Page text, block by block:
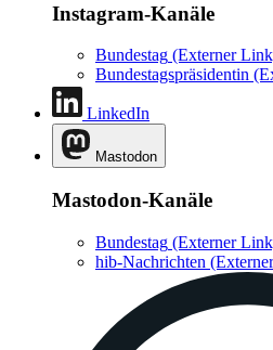
Instagram-Kanäle
Bundestag (Externer
Bundestagspräsidentin
LinkedIn
Mastodon
Mastodon-Kanäle
Bundestag (Externer
hib-Nachrichten